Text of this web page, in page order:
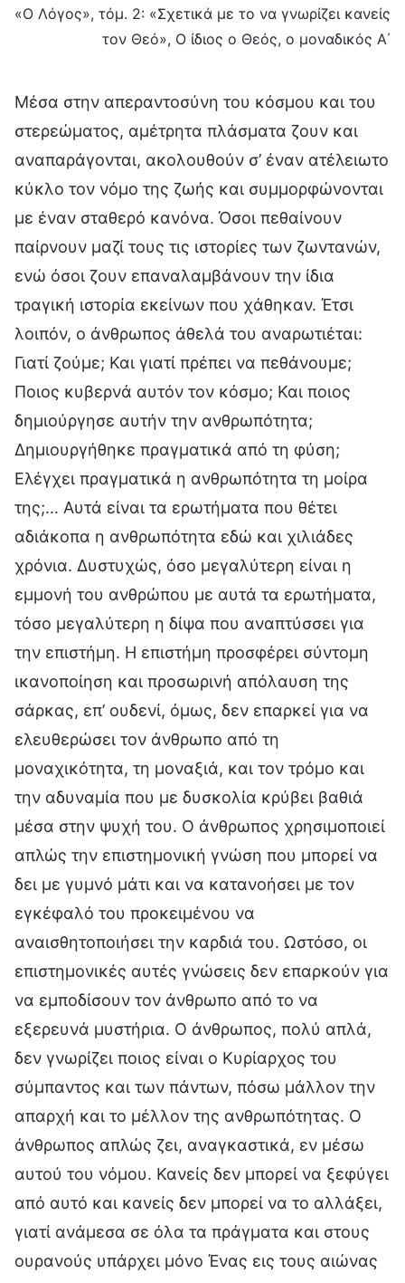
«Ο Λόγος», τόμ. 2: «Σχετικά με το να γνωρίζει κανείς
τον Θεό», Ο ίδιος ο Θεός, ο μοναδικός Α΄
Μέσα στην απεραντοσύνη του κόσμου και του
στερεώματος, αμέτρητα πλάσματα ζουν και
αναπαράγονται, ακολουθούν σ’ έναν ατέλειωτο
κύκλο τον νόμο της ζωής και συμμορφώνονται
με έναν σταθερό κανόνα. Όσοι πεθαίνουν
παίρνουν μαζί τους τις ιστορίες των ζωντανών,
ενώ όσοι ζουν επαναλαμβάνουν την ίδια
τραγική ιστορία εκείνων που χάθηκαν. Έτσι
λοιπόν, ο άνθρωπος άθελά του αναρωτιέται:
Γιατί ζούμε; Και γιατί πρέπει να πεθάνουμε;
Ποιος κυβερνά αυτόν τον κόσμο; Και ποιος
δημιούργησε αυτήν την ανθρωπότητα;
Δημιουργήθηκε πραγματικά από τη φύση;
Ελέγχει πραγματικά η ανθρωπότητα τη μοίρα
της;… Αυτά είναι τα ερωτήματα που θέτει
αδιάκοπα η ανθρωπότητα εδώ και χιλιάδες
χρόνια. Δυστυχώς, όσο μεγαλύτερη είναι η
εμμονή του ανθρώπου με αυτά τα ερωτήματα,
τόσο μεγαλύτερη η δίψα που αναπτύσσει για
την επιστήμη. Η επιστήμη προσφέρει σύντομη
ικανοποίηση και προσωρινή απόλαυση της
σάρκας, επ’ ουδενί, όμως, δεν επαρκεί για να
ελευθερώσει τον άνθρωπο από τη
μοναχικότητα, τη μοναξιά, και τον τρόμο και
την αδυναμία που με δυσκολία κρύβει βαθιά
μέσα στην ψυχή του. Ο άνθρωπος χρησιμοποιεί
απλώς την επιστημονική γνώση που μπορεί να
δει με γυμνό μάτι και να κατανοήσει με τον
εγκέφαλό του προκειμένου να
αναισθητοποιήσει την καρδιά του. Ωστόσο, οι
επιστημονικές αυτές γνώσεις δεν επαρκούν για
να εμποδίσουν τον άνθρωπο από το να
εξερευνά μυστήρια. Ο άνθρωπος, πολύ απλά,
δεν γνωρίζει ποιος είναι ο Κυρίαρχος του
σύμπαντος και των πάντων, πόσω μάλλον την
απαρχή και το μέλλον της ανθρωπότητας. Ο
άνθρωπος απλώς ζει, αναγκαστικά, εν μέσω
αυτού του νόμου. Κανείς δεν μπορεί να ξεφύγει
από αυτό και κανείς δεν μπορεί να το αλλάξει,
γιατί ανάμεσα σε όλα τα πράγματα και στους
ουρανούς υπάρχει μόνο Ένας εις τους αιώνας